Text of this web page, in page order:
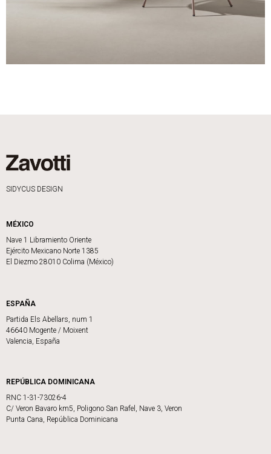
SIDYCUS DESIGN
MÉXICO
Nave 1 Libramiento Oriente
Ejército Mexicano Norte 1385
El Diezmo 28010 Colima (México)
ESPAÑA
Partida Els Abellars, num 1
46640 Mogente / Moixent
Valencia, España
REPÚBLICA DOMINICANA
RNC 1-31-73026-4
C/ Veron Bavaro km5, Poligono San Rafel, Nave 3, Veron
Punta Cana, República Dominicana